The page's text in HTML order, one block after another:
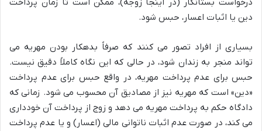
دین یا اثبات اعسار، حبس شود.
بسیاری از افراد تصور می کنند که صرفاً بدهکار بودن مهریه می
تواند منجر به زندان شود، در حالی که این نگاه کاملاً دقیق نیست.
حبس برای عدم پرداخت مهریه، در واقع حبس برای عدم پرداخت
«دین» است که مهریه نیز از مصادیق آن محسوب می شود. زمانی که
دادگاه حکم به پرداخت مهریه می دهد و زوج از پرداخت آن خودداری
می کند، در صورت عدم اثبات ناتوانی مالی (اعسار) و یا عدم پرداخت